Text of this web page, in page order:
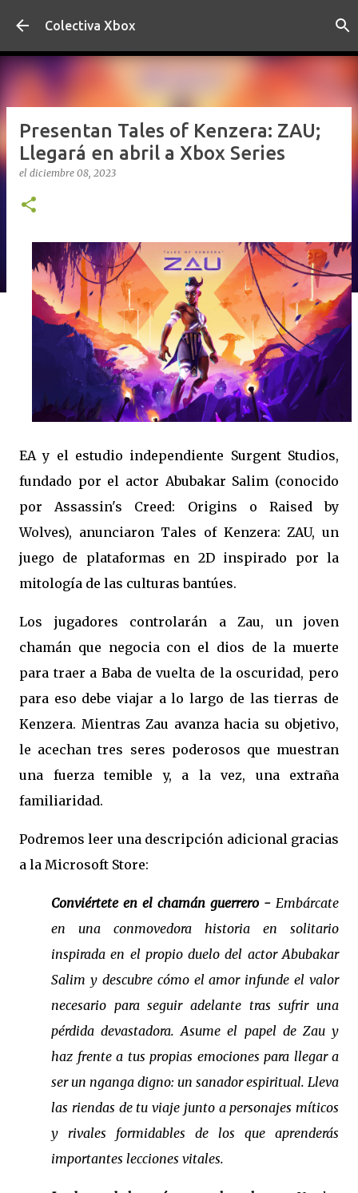
Ir al contenido principal
Colectiva Xbox
Presentan Tales of Kenzera: ZAU;
Llegará en abril a Xbox Series
el diciembre 08, 2023
EA y el estudio independiente Surgent Studios,
fundado por el actor Abubakar Salim (conocido
por Assassin's Creed: Origins o Raised by
Wolves), anunciaron Tales of Kenzera: ZAU, un
juego de plataformas en 2D inspirado por la
mitología de las culturas bantúes.
Los jugadores controlarán a Zau, un joven
chamán que negocia con el dios de la muerte
para traer a Baba de vuelta de la oscuridad, pero
para eso debe viajar a lo largo de las tierras de
Kenzera. Mientras Zau avanza hacia su objetivo,
le acechan tres seres poderosos que muestran
una fuerza temible y, a la vez, una extraña
familiaridad.
Podremos leer una descripción adicional gracias
a la Microsoft Store:
Conviértete en el chamán guerrero - Embárcate
en una conmovedora historia en solitario
inspirada en el propio duelo del actor Abubakar
Salim y descubre cómo el amor infunde el valor
necesario para seguir adelante tras sufrir una
pérdida devastadora. Asume el papel de Zau y
haz frente a tus propias emociones para llegar a
ser un nganga digno: un sanador espiritual. Lleva
las riendas de tu viaje junto a personajes míticos
y rivales formidables de los que aprenderás
importantes lecciones vitales.